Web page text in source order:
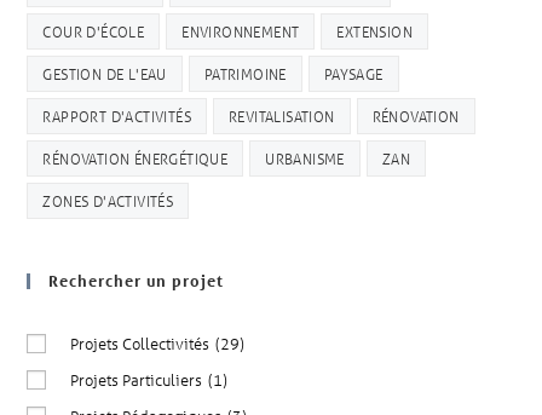
COUR D'ÉCOLE ENVIRONNEMENT EXTENSION
GESTION DE L'EAU PATRIMOINE PAYSAGE
RAPPORT D'ACTIVITÉS REVITALISATION RÉNOVATION
RÉNOVATION ÉNERGÉTIQUE URBANISME ZAN
ZONES D'ACTIVITÉS
Rechercher un projet
Projets Collectivités (29)
Projets Particuliers (1)